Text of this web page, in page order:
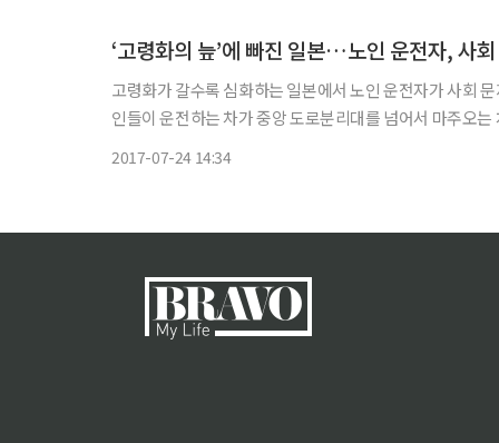
‘고령화의 늪’에 빠진 일본…노인 운전자, 사
고령화가 갈수록 심화하는 일본에서 노인 운전자가 사회 문제로 비화하고 있다. 최근 수주 간 일
인들이 운전하는 차가 중앙 도로분리대를 넘어서 마주오
2017-07-24 14:34